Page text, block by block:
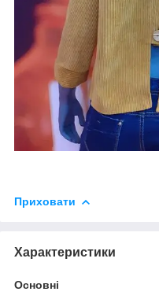
Приховати
Характеристики
Основні